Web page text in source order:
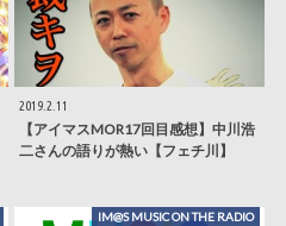
2019.2.11
【アイマスMOR17回目感想】中川浩
二さんの語りが熱い【フェチ川】
IM@S MUSIC ON THE RADIO